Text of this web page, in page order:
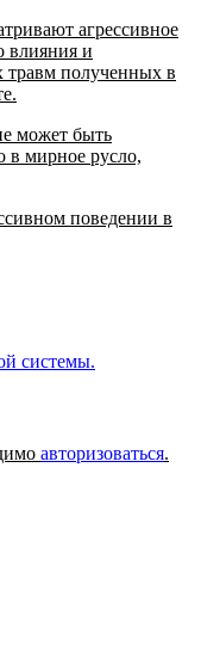
агрессивное
влияния и
травм полученных в
может быть
в мирное русло,
поведении в
авторизоваться.